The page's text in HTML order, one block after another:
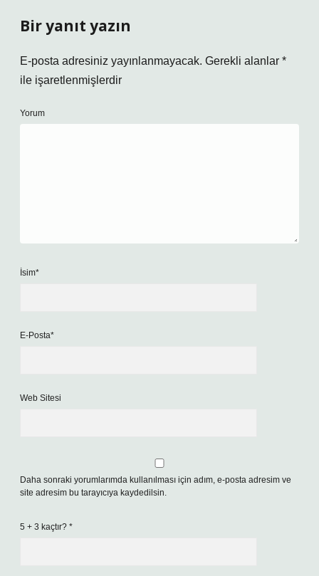
Bir yanıt yazın
E-posta adresiniz yayınlanmayacak. Gerekli alanlar *
ile işaretlenmişlerdir
Yorum
İsim*
E-Posta*
Web Sitesi
Daha sonraki yorumlarımda kullanılması için adım, e-posta adresim ve
site adresim bu tarayıcıya kaydedilsin.
5 + 3 kaçtır? *